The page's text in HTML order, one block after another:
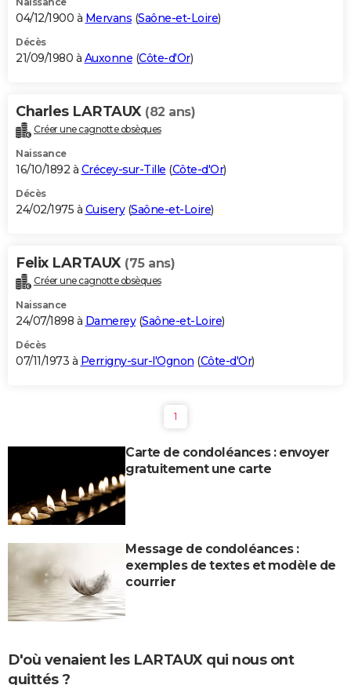
04/12/1900 à Mervans (Saône-et-Loire)
Décès
21/09/1980 à Auxonne (Côte-d'Or)
Charles LARTAUX (82 ans)
Créer une cagnotte obsèques
Naissance
16/10/1892 à Crécey-sur-Tille (Côte-d'Or)
Décès
24/02/1975 à Cuisery(Saône-et-Loire)
Felix LARTAUX (75 ans)
Créer une cagnotte obsèques
Naissance
24/07/1898 à Damerey(Saône-et-Loire)
Décès
07/11/1973 à Perrigny-sur-l'Ognon (Côte-d'Or)
1
Carte de condoléances : envoyer
gratuitement une carte
Message de condoléances :
exemples de textes et modèle de
courrier
D'où venaient les LARTAUX qui nous ont
quittés ?